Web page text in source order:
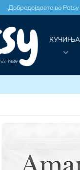
Добредојдовте во Petsy
КУЧИЊА